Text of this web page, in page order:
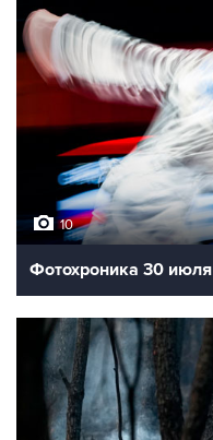
10
Фотохроника 30 июля